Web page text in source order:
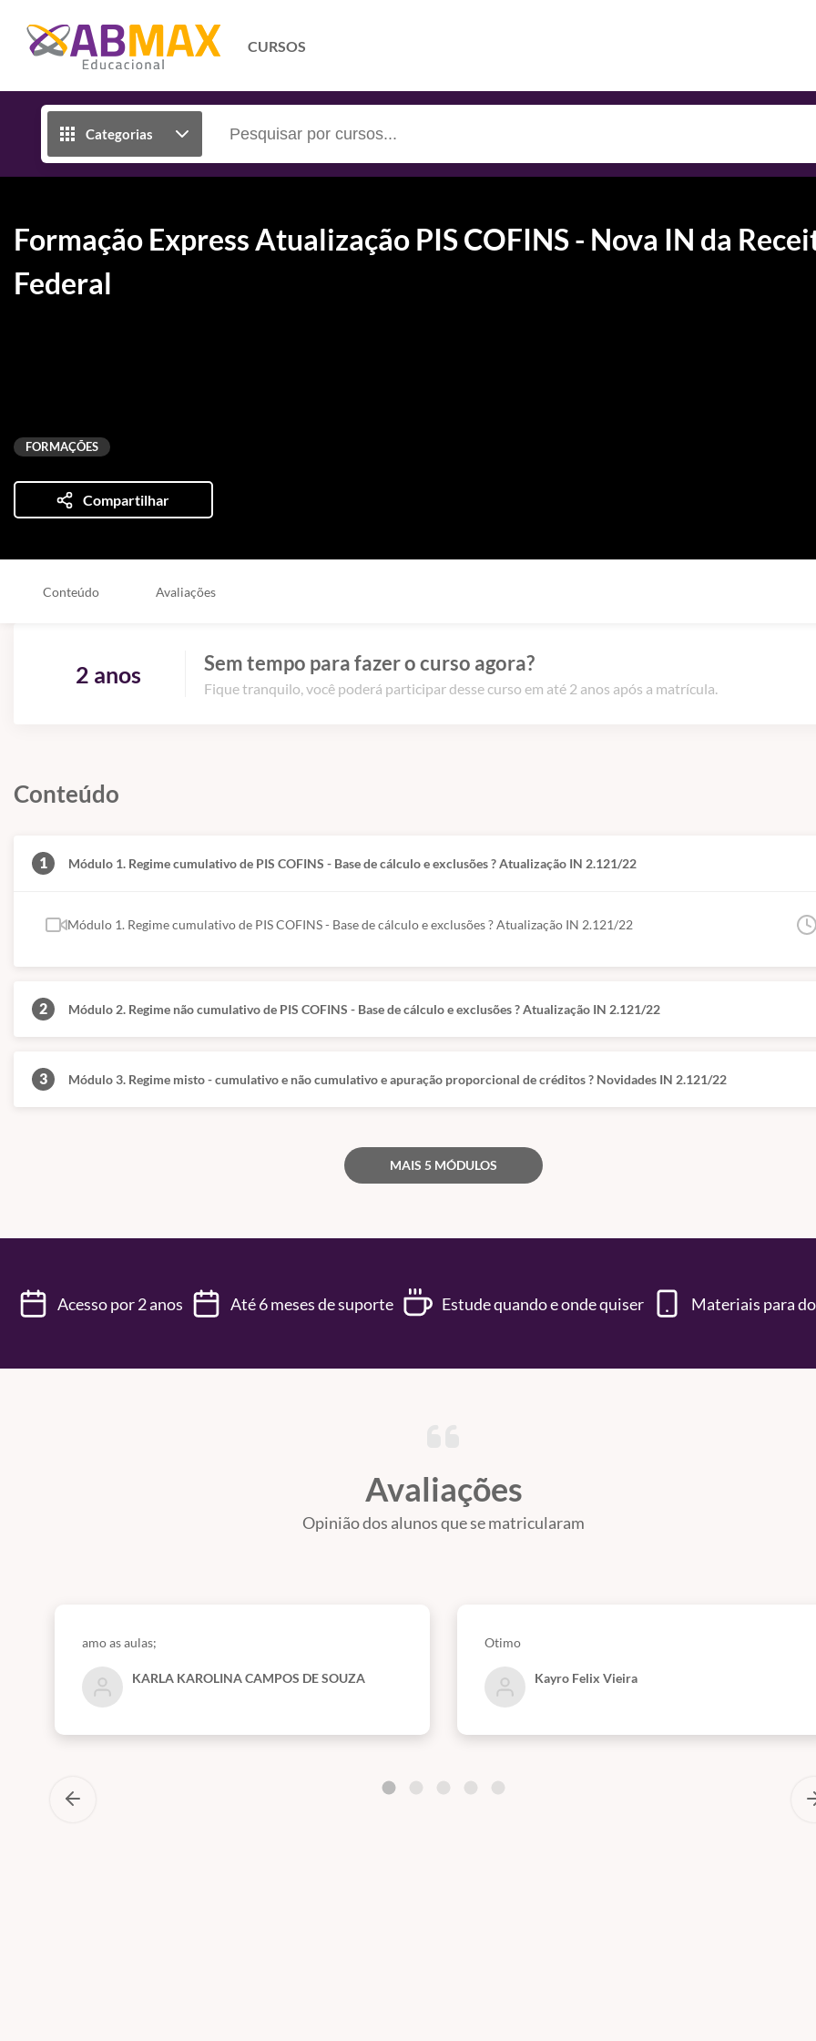
CURSOS
Categorias
Formação Express Atualização PIS COFINS - Nova IN da
Federal
FORMAÇÕES
Compartilhar
Conteúdo Avaliações
2 anos Sem tempo para fazer o curso agora?
Fique tranquilo, você poderá participar desse curso em até 2 anos após a matrícula.
Conteúdo
1 Módulo 1. Regime cumulativo de PIS COFINS - Base de cálculo e exclusões ? Atualização IN 2.121/22
Módulo 1. Regime cumulativo de PIS COFINS - Base de cálculo e exclusões ? Atualização IN 2.121/22
2 Módulo 2. Regime não cumulativo de PIS COFINS - Base de cálculo e exclusões ? Atualização IN 2.121/22
3 Módulo 3. Regime misto - cumulativo e não cumulativo e apuração proporcional de créditos ? Novidades IN 2.121/22
MAIS 5 MÓDULOS
Acesso por 2 anos Até 6 meses de suporte Estude quando e onde quiser Materiais para
Avaliações
Opinião dos alunos que se matricularam
amo as aulas;
KARLA KAROLINA CAMPOS DE SOUZA
Otimo
Kayro Felix Vieira